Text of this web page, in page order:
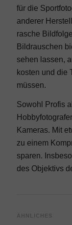
für die
anderer
rasche
Bildrauschen
sehen lassen,
kosten und die
müssen.
Sowohl Profis
Kameras. Mit
zu einem
sparen.
des Objektivs
ÄHNLICHES